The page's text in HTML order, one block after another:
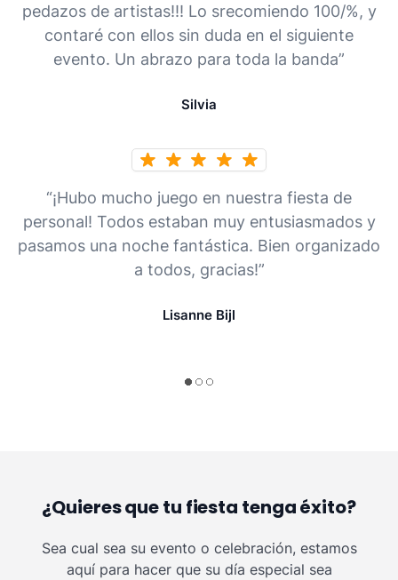
pedazos de artistas!!! Lo srecomiendo 100/%, y
contaré con ellos sin duda en el siguiente
evento. Un abrazo para toda la banda”
Silvia
“¡Hubo mucho juego en nuestra fiesta de
personal! Todos estaban muy entusiasmados y
pasamos una noche fantástica. Bien organizado
a todos, gracias!”
Lisanne Bijl
¿Quieres que tu fiesta tenga éxito?
Sea cual sea su evento o celebración, estamos
aquí para hacer que su día especial sea